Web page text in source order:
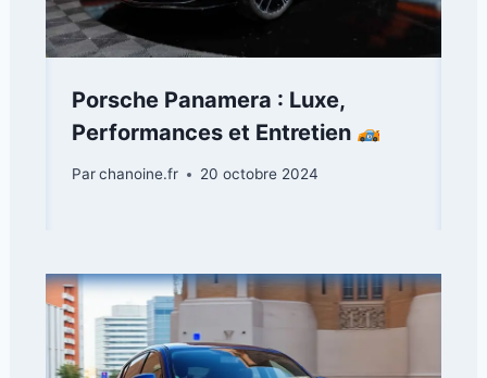
Porsche Panamera : Luxe,
Performances et Entretien
Parchanoine.fr 20 octobre 2024